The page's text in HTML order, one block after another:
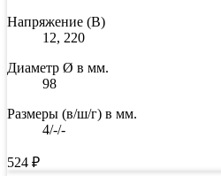
Напряжение (В)
12, 220
Диаметр Ø в мм.
98
Размеры (в/ш/г) в мм.
4/-/-
524 ₽